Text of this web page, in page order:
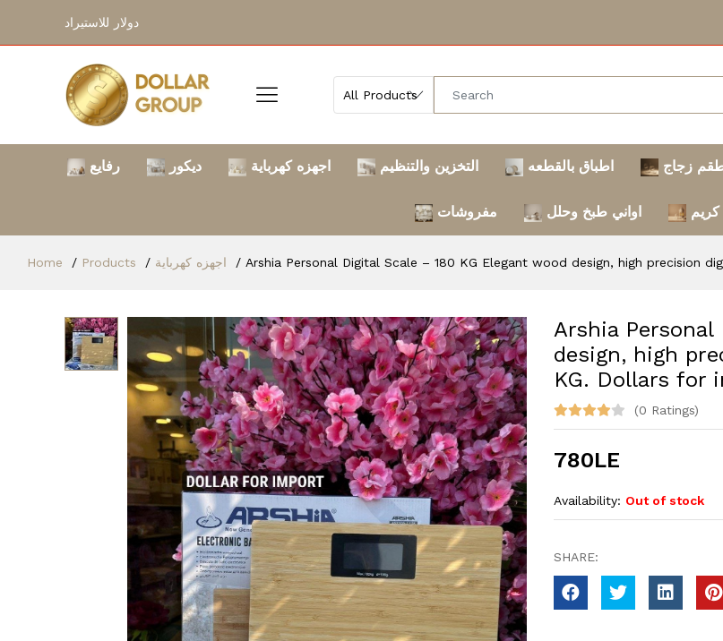
دولار للاستيراد
رفايع ديكور اجهزه كهرباية التخزين والتنظيم اطباق بالقطعه زجاج
مفروشات اواني طبخ وحلل
Home Products اجهزه كهرباية Arshia Personal Digital Scale – 180 KG Elegant wood design, high precision
Arshia Personal
design, high
KG. Dollars for
(0 Ratings)
780LE
Availability: Out of stock
SHARE: